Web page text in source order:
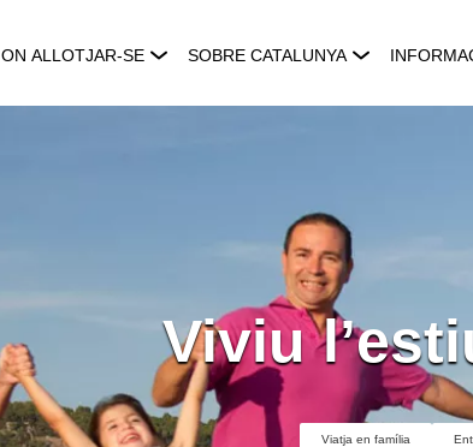
ON ALLOTJAR-SE SOBRE CATALUNYA
Viviu
Viatja en família